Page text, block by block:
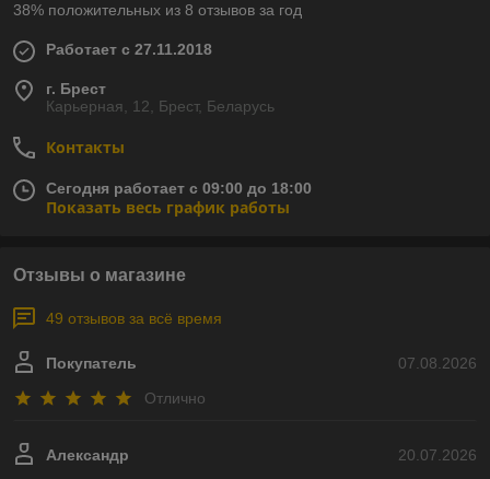
38% положительных из 8 отзывов за год
Работает с 27.11.2018
г. Брест
Карьерная, 12, Брест, Беларусь
Контакты
Сегодня работает с 09:00 до 18:00
Показать весь график работы
Отзывы о магазине
49 отзывов за всё время
07.08.2026
Покупатель
Отлично
20.07.2026
Александр